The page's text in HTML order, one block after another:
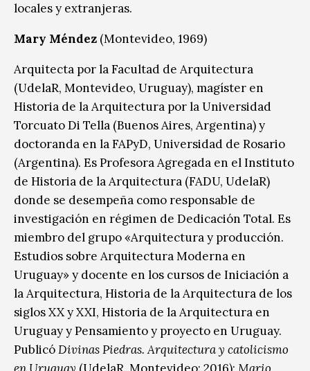
locales y extranjeras.
Mary Méndez (Montevideo, 1969)
Arquitecta por la Facultad de Arquitectura
(UdelaR, Montevideo, Uruguay), magíster en
Historia de la Arquitectura por la Universidad
Torcuato Di Tella (Buenos Aires, Argentina) y
doctoranda en la FAPyD, Universidad de Rosario
(Argentina). Es Profesora Agregada en el Instituto
de Historia de la Arquitectura (FADU, UdelaR)
donde se desempeña como responsable de
investigación en régimen de Dedicación Total. Es
miembro del grupo «Arquitectura y producción.
Estudios sobre Arquitectura Moderna en
Uruguay» y docente en los cursos de Iniciación a
la Arquitectura, Historia de la Arquitectura de los
siglos XX y XXI, Historia de la Arquitectura en
Uruguay y Pensamiento y proyecto en Uruguay.
PublicóDivinas Piedras. Arquitectura y catolicismo